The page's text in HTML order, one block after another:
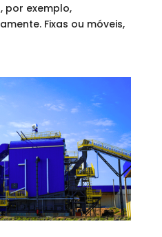
por exemplo,
Fixas ou móveis,